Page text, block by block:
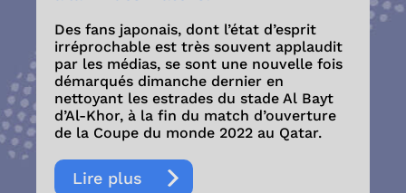
Des fans japonais, dont l’état d’esprit
irréprochable est très souvent applaudit
par les médias, se sont une nouvelle fois
démarqués dimanche dernier en
nettoyant les estrades du stade Al Bayt
d’Al-Khor, à la fin du match d’ouverture
de la Coupe du monde 2022 au Qatar.
Lire plus